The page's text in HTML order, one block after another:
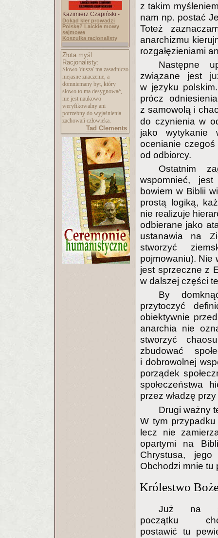
Kazimierz Czapiński -
Dokąd kler prowadzi
Polskę? Laickie mowy
sejmowe
Koszulka racjonalisty
Złota myśl
Racjonalisty:
Słowo 'dusza' ma zasadniczo
niejasne znaczenie, a
domniemany byt, który
słowo to ma desygnować,
nie jest naukowo
weryfikowalny ani
potrzebny do wyjaśnienia
zachowań człowieka.
Tad Clements
z takim
nam np. postać
Toteż
anarchizmu
rozgałęzieniami
Następne
związane jest
w języku
prócz
z samowolą i
do czynienia w
jako wytykanie
ocenianie
od odbiorcy.
Ostatnim
wspomnieć,
bowiem w Biblii
prostą logiką,
nie realizuje
odbierane jako
ustanawia na
stworzyć
pojmowaniu). Nie
jest sprzeczne z
w dalszej części
By
przytoczyć
obiektywnie
anarchia nie
stworzyć
zbudować
i dobrowolnej
porządek
społeczeństwa
przez władzę
Drugi ważny
W tym
lecz nie
opartymi na
Chrystusa,
Obchodzi mnie tu
Królestwo
Już na
początku
postawić tu